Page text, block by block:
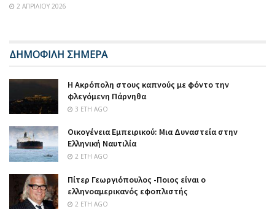
2 ΑΠΡΙΛΊΟΥ 2026
ΔΗΜΟΦΙΛΗ ΣΗΜΕΡΑ
Η Ακρόπολη στους καπνούς με φόντο την
φλεγόμενη Πάρνηθα
3 ΈΤΗ AGO
Οικογένεια Εμπειρικού: Μια Δυναστεία στην
Ελληνική Ναυτιλία
2 ΈΤΗ AGO
Πίτερ Γεωργιόπουλος -Ποιος είναι ο
ελληνοαμερικανός εφοπλιστής
2 ΈΤΗ AGO